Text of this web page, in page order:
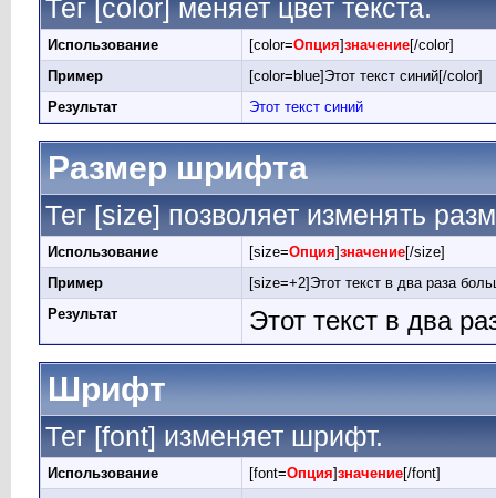
Тег [color] меняет цвет текста.
Использование [color=Опция]значение[/color]
Пример
[color=blue]Этот текст синий[/color]
Результат
Этот текст синий
Размер шрифта
Тег [size] позволяет изменять
Использование [size=Опция]значение[/size]
Пример
[size=+2]Этот текст в два раза
Результат
Этот текст в два
Шрифт
Тег [font] изменяет шрифт.
Использование [font=Опция]значение[/font]